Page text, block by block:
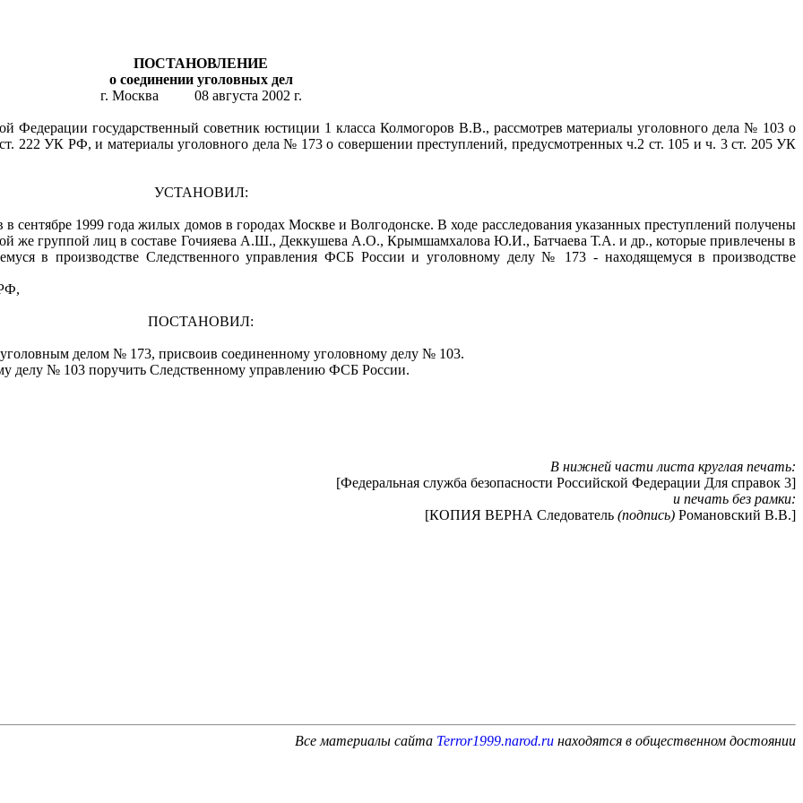
ПОСТАНОВЛЕНИЕ
о соединении уголовных дел
г. Москва 08 августа 2002 г.
государственный советник юстиции 1 класса Колмогоров В.В., рассмотрев материалы уголовного дела № 103 о
222 УК РФ, и материалы уголовного дела № 173 о совершении преступлений, предусмотренных ч.2 ст. 105 и ч. 3 ст. 205 УК
УСТАНОВИЛ:
1999 года жилых домов в городах Москве и Волгодонске. В ходе расследования указанных преступлений получены
же группой лиц в составе Гочияева А.Ш., Деккушева А.О., Крымшамхалова Ю.И., Батчаева Т.А. и др., которые привлечены в
в производстве Следственного управления ФСБ России и уголовному делу № 173 - находящемуся в производстве
ПОСТАНОВИЛ:
делом № 173, присвоив соединенному уголовному делу № 103.
делу № 103 поручить Следственному управлению ФСБ России.
В нижней части листа круглая печать:
[Федеральная служба безопасности Российской Федерации Для справок 3]
и печать без рамки:
[КОПИЯ ВЕРНА Следователь (подпись) Романовский В.В.]
Все материалы сайта Terror1999.narod.ru находятся в общественном достоянии